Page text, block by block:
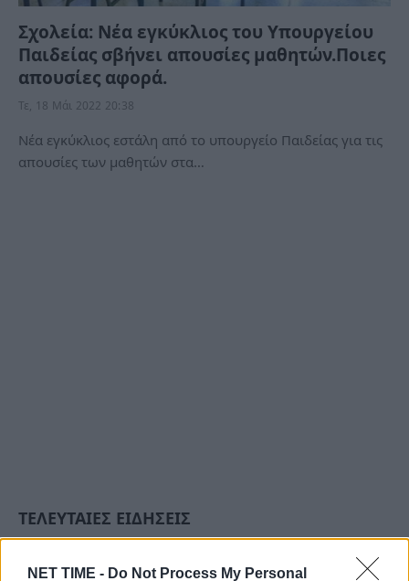
NET TIME - Do Not Process My Personal
Σχολεία: Νέα εγκύκλιος του Υπουργείου
Παιδείας σβήνει απουσίες μαθητών.Ποιες
απουσίες αφορά.
Τε, 18 Μάι 2022 20:38
Νέα εγκύκλιος εστάλη από το υπουργείο Παιδείας για τις
απουσίες των μαθητών στα…
ΤΕΛΕΥΤΑΙΕΣ ΕΙΔΗΣΕΙΣ